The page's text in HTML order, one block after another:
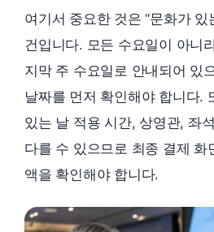
여기서 중요한 것은 “문화가 있
건입니다. 모든 수요일이 아니
지막 주 수요일로 안내되어 있
날짜를 먼저 확인해야 합니다.
있는 날 적용 시간, 상영관, 좌
다를 수 있으므로 최종 결제 화
액을 확인해야 합니다.